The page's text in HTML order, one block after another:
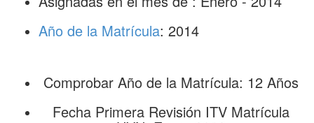
Año de la Matrícula: 2014
Comprobar Año de la Matrícula: 12 Años
Fecha Primera Revisión ITV Matrícula